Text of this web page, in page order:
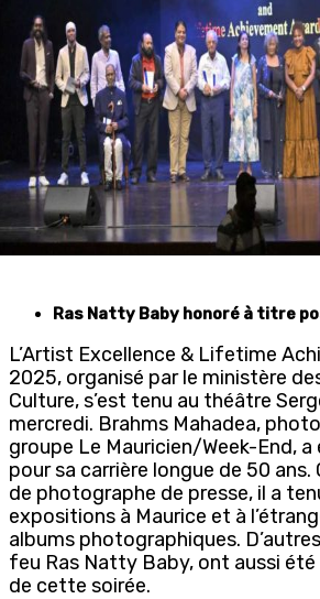
Ras Natty Baby honoré à titre
L’Artist Excellence & Lifetime
2025, organisé par le ministère
Culture, s’est tenu au théâtre
mercredi. Brahms Mahadea,
groupe Le Mauricien/Week-End,
pour sa carrière longue de 50
de photographe de presse, il a
expositions à Maurice et à
albums photographiques.
feu Ras Natty Baby, ont aussi été
de cette soirée.